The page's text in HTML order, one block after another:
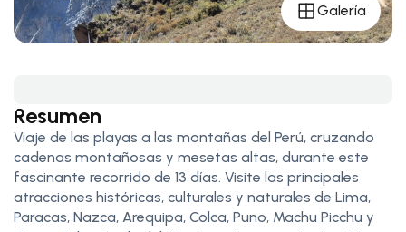
Galería
Resumen
Viaje de las playas a las montañas del Perú, cruzando
cadenas montañosas y mesetas altas, durante este
fascinante recorrido de 13 días. Visite las principales
atracciones históricas, culturales y naturales de Lima,
Paracas, Nazca, Arequipa, Colca, Puno, Machu Picchu y